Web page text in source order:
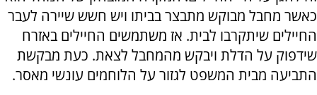
כאשר מחבל מבוקש מתבצר בביתו ויש חשש שיירה לעבר
החיילים שיתקרבו לבית. אז משתמשים החיילים באזרח
שידפוק על הדלת ויבקש מהמחבל לצאת. כעת מבקשת
התביעה מבית המשפט לגזור על הלוחמים עונשי מאסר.